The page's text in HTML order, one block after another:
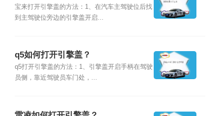
宝来打开引擎盖的方法：1、在汽车主驾驶位后找
到主驾驶位旁边的引擎盖开启...
q5如何打开引擎盖？
q5打开引擎盖的方法：1、引擎盖开启手柄在驾驶
员侧，靠近驾驶员车门处，...